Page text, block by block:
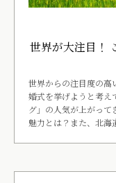
世界が大注目！
世界からの注目度の高
婚式を挙げようと考え
グ」の人気が上がって
魅力とは？また、北